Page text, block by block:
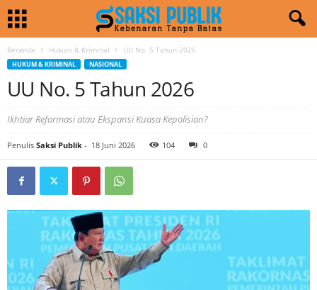
Beranda Hukum & Kriminal UU No. 5 Tahun 2026
HUKUM & KRIMINAL NASIONAL
UU No. 5 Tahun 2026
Ikhtiar Reformasi atau Ekspansi Kuasa Kepolisian?
Penulis Saksi Publik - 18 Juni 2026 104 0